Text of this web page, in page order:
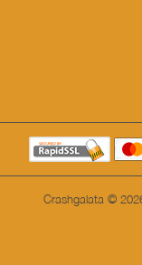
Crashgalata ©